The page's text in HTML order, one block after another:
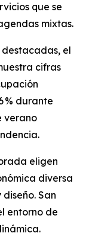
que se
mixtas.
el
cifras
% durante
verano
eligen
diversa
San
entorno de